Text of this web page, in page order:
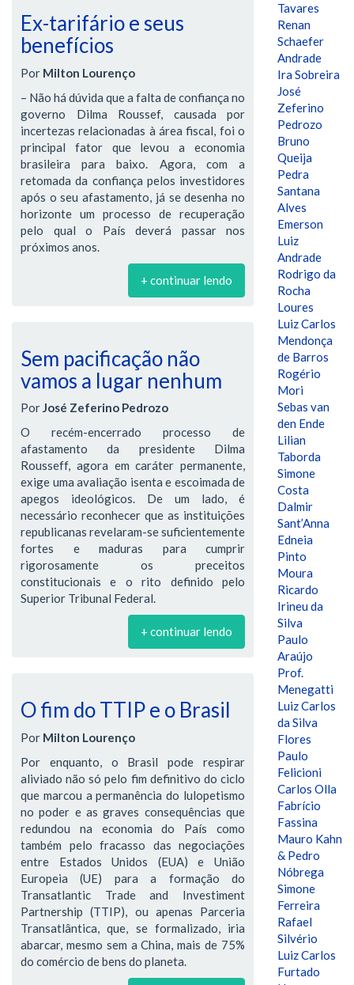
Ex-tarifário e seus
benefícios
Por Milton Lourenço
– Não há dúvida que a falta de confiança no
governo Dilma Roussef, causada por
incertezas relacionadas à área fiscal, foi o
principal fator que levou a economia
brasileira para baixo. Agora, com a
retomada da confiança pelos investidores
após o seu afastamento, já se desenha no
horizonte um processo de recuperação
pelo qual o País deverá passar nos
próximos anos.
+ continuar lendo
Sem pacificação não
vamos a lugar nenhum
PorJosé Zeferino Pedrozo
O recém-encerrado processo de
afastamento da presidente Dilma
Rousseff, agora em caráter permanente,
exige uma avaliação isenta e escoimada de
apegos ideológicos. De um lado, é
necessário reconhecer que as instituições
republicanas revelaram-se suficientemente
fortes e maduras para cumprir
rigorosamente os preceitos
constitucionais e o rito definido pelo
Superior Tribunal Federal.
+ continuar lendo
O fim do TTIP e o Brasil
Por Milton Lourenço
Por enquanto, o Brasil pode respirar
aliviado não só pelo fim definitivo do ciclo
que marcou a permanência do lulopetismo
no poder e as graves consequências que
redundou na economia do País como
também pelo fracasso das negociações
entre Estados Unidos (EUA) e União
Europeia (UE) para a formação do
Transatlantic Trade and Investiment
Partnership (TTIP), ou apenas Parceria
Transatlântica, que, se formalizado, iria
abarcar, mesmo sem a China, mais de 75%
do comércio de bens do planeta.
Tavares
Renan
Schaefer
Andrade
Ira Sobreira
José
Zeferino
Pedrozo
Bruno
Queija
Pedra
Santana
Alves
Emerson
Luiz
Andrade
Rodrigo da
Rocha
Loures
Luiz Carlos
Mendonça
de Barros
Rogério
Mori
Sebas van
den Ende
Lilian
Taborda
Simone
Costa
Dalmir
Sant’Anna
Edneia
Pinto
Moura
Ricardo
Irineu da
Silva
Paulo
Araújo
Prof.
Menegatti
Luiz Carlos
da Silva
Flores
Paulo
Felicioni
Carlos Olla
Fabrício
Fassina
Mauro Kahn
& Pedro
Nóbrega
Simone
Ferreira
Rafael
Silvério
Luiz Carlos
Furtado